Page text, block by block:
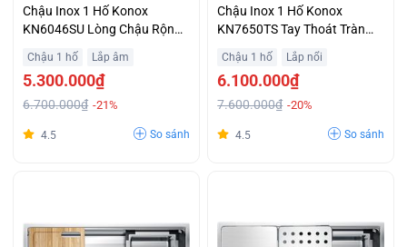
Chậu Inox 1 Hố Konox
KN6046SU Lòng Chậu Rộng
Chậu 1 hố Lắp âm
5.300.000₫
6.700.000₫ -21%
4.5 So sánh
Chậu Inox 1 Hố Konox
KN7650TS Tay Thoát Tràn
Không Lãi Suất
Chậu 1 hố Lắp nổi
6.100.000₫
7.600.000₫ -20%
4.5 So sánh